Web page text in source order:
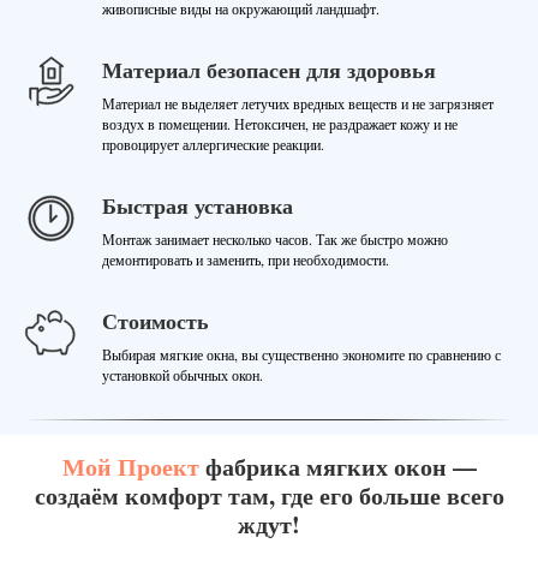
живописные виды на окружающий ландшафт.
Материал безопасен для здоровья
Материал не выделяет летучих вредных веществ и не загрязняет
воздух в помещении. Нетоксичен, не раздражает кожу и не
провоцирует аллергические реакции.
Быстрая установка
Монтаж занимает несколько часов. Так же быстро можно
демонтировать и заменить, при необходимости.
Стоимость
Выбирая мягкие окна, вы существенно экономите по сравнению с
установкой обычных окон.
Мой Проектфабрика мягких окон —
создаём комфорт там, где его больше всего
ждут!